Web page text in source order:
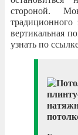
стороной.
традиционного
вертикальная
узнать по